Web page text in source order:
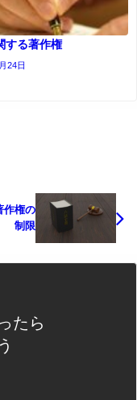
する著作権
24日
作権の
制限
たら